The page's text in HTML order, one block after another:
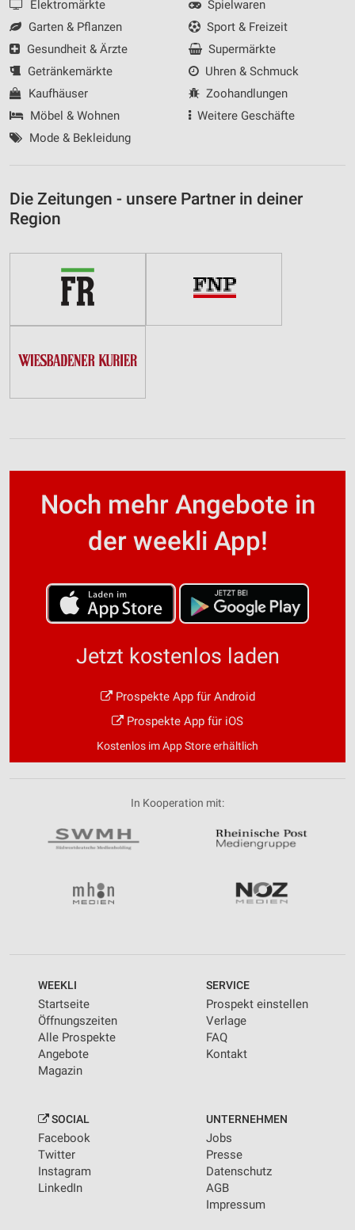
Elektromärkte
Garten & Pflanzen
Gesundheit & Ärzte
Getränkemärkte
Kaufhäuser
Möbel & Wohnen
Mode & Bekleidung
Spielwaren
Sport & Freizeit
Supermärkte
Uhren & Schmuck
Zoohandlungen
Weitere Geschäfte
Die Zeitungen - unsere Partner in deiner
Region
Noch mehr Angebote in
der weekli App!
Jetzt kostenlos laden
Prospekte App für Android
Prospekte App für iOS
Kostenlos im App Store erhältlich
In Kooperation mit:
WEEKLI
Startseite
Öffnungszeiten
Alle Prospekte
Angebote
Magazin
SERVICE
Prospekt einstellen
Verlage
FAQ
Kontakt
SOCIAL
Facebook
Twitter
Instagram
LinkedIn
UNTERNEHMEN
Jobs
Presse
Datenschutz
AGB
Impressum